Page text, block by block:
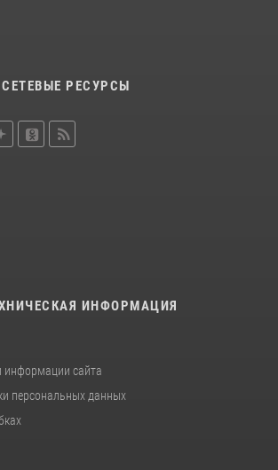
РЕСУРСЫ
ИНФОРМАЦИЯ
информации сайта
персональных данных